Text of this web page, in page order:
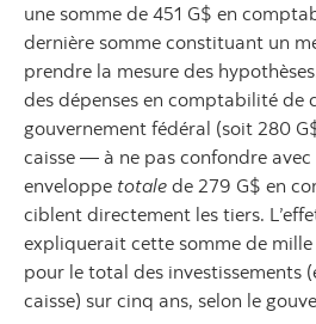
une somme de 451 G$ en
dernière somme constituant un
prendre la mesure des
des dépenses en comptabilité de
gouvernement fédéral (soit 280
caisse — à ne pas confondre
enveloppe totale de 279 G$ en
ciblent directement les tiers.
expliquerait cette somme de
pour le total des investissements
caisse) sur cinq ans, selon le